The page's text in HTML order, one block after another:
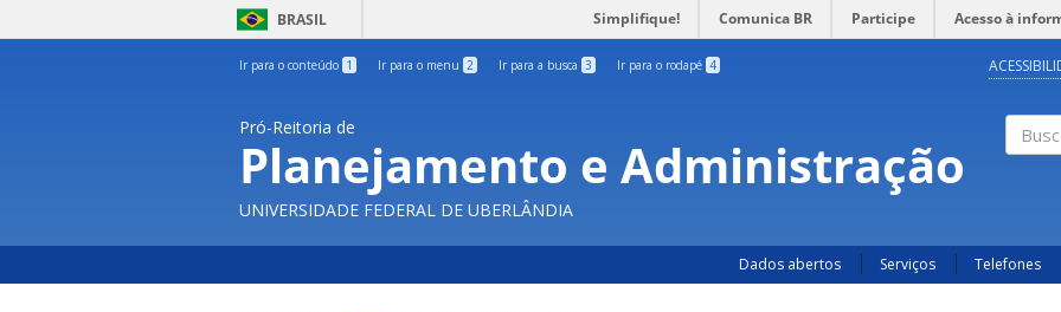
BRASIL Simplifique! Comunica BR Participe Acesso à
Ir para o conteúdo 1 Ir para o menu 2 Ir para a busca 3 Ir para o rodapé 4
Pró-Reitoria de
Planejamento e Administração
UNIVERSIDADE FEDERAL DE UBERLÂNDIA
Dados abertos Serviços Telefones